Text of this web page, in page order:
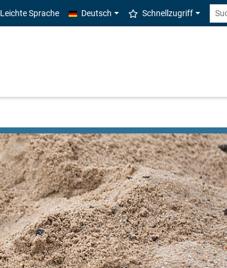
Leichte Sprache Deutsch Schnellzugriff